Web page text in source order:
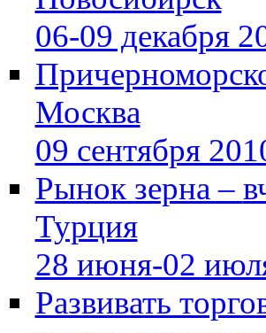
06-09 декабря
Москва
09 сентября
Рынок зерна –
Турция
28 июня-02
Развивать